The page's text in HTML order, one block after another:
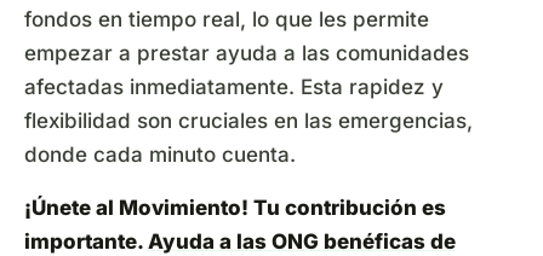
fondos en tiempo real, lo que les permite
empezar a prestar ayuda a las comunidades
afectadas inmediatamente. Esta rapidez y
flexibilidad son cruciales en las emergencias,
donde cada minuto cuenta.
¡Únete al Movimiento! Tu contribución es
importante. Ayuda a las ONG benéficas de